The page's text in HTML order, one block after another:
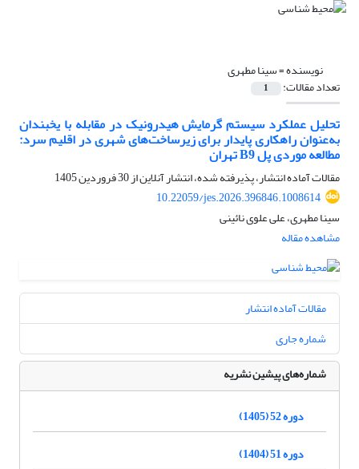
نویسنده =سینا مطهری
تعداد مقالات: 1
تحلیل عملکرد سیستم گرمایش هیدرونیک در مقابله با یخبندان
به‌عنوان راهکاری پایدار برای زیرساخت‌های شهری در اقلیم سرد:
مطالعه موردی پل B9 تهران
مقالات آماده انتشار، پذیرفته شده، انتشار آنلاین از30 فروردین 1405
10.22059/jes.2026.396846.1008614
سینا مطهری، علی علوی نائینی
مشاهده مقاله
مقالات آماده انتشار
شماره جاری
شماره‌های پیشین نشریه
دوره 52 (1405)
دوره 51 (1404)